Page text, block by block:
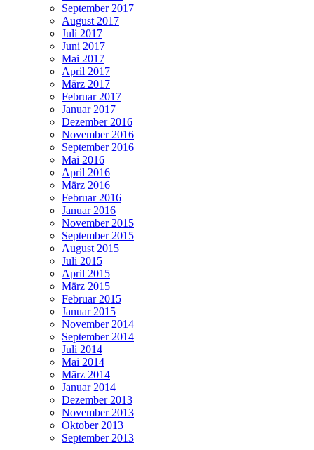
September 2017
August 2017
Juli 2017
Juni 2017
Mai 2017
April 2017
März 2017
Februar 2017
Januar 2017
Dezember 2016
November 2016
September 2016
Mai 2016
April 2016
März 2016
Februar 2016
Januar 2016
November 2015
September 2015
August 2015
Juli 2015
April 2015
März 2015
Februar 2015
Januar 2015
November 2014
September 2014
Juli 2014
Mai 2014
März 2014
Januar 2014
Dezember 2013
November 2013
Oktober 2013
September 2013